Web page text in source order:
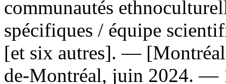
communautés
spécifiques / équipe
[et six autres]. —
de-Montréal, juin 2024. —